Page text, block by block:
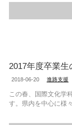
2017年度卒業
2018-06-20 進路支援
この春、国際文化学
す。県内を中心に様